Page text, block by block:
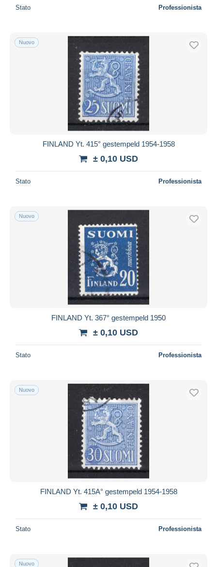
Stato Professionista
Nuovo
FINLAND Yt. 415° gestempeld 1954-1958
± 0,10 USD
Stato Professionista
Nuovo
FINLAND Yt. 367° gestempeld 1950
± 0,10 USD
Stato Professionista
Nuovo
FINLAND Yt. 415A° gestempeld 1954-1958
± 0,10 USD
Stato Professionista
Nuovo